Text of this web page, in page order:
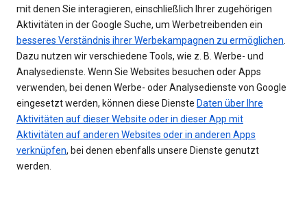
mit denen Sie interagieren, einschließlich Ihrer zugehörigen
Aktivitäten in der Google Suche, um Werbetreibenden ein
besseres Verständnis ihrer Werbekampagnen zu ermöglichen.
Dazu nutzen wir verschiedene Tools, wie z. B. Werbe- und
Analysedienste. Wenn Sie Websites besuchen oder Apps
verwenden, bei denen Werbe- oder Analysedienste von Google
eingesetzt werden, können diese Dienste Daten über Ihre
Aktivitäten auf dieser Website oder in dieser App mit
Aktivitäten auf anderen Websites oder in anderen Apps
verknüpfen, bei denen ebenfalls unsere Dienste genutzt
werden.